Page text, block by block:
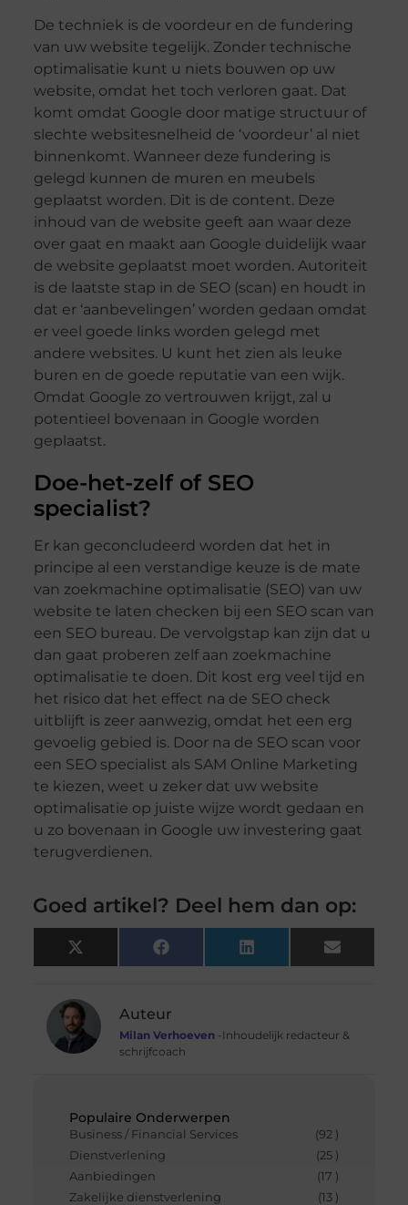
Populaire Onderwerpen
Business / Financial Services
(92 )
Dienstverlening
(25 )
Aanbiedingen
(17 )
Zakelijke dienstverlening
(13 )
De techniek is de voordeur en de fundering
van uw website tegelijk. Zonder technische
optimalisatie kunt u niets bouwen op uw
website, omdat het toch verloren gaat. Dat
komt omdat Google door matige structuur of
slechte websitesnelheid de ‘voordeur’ al niet
binnenkomt. Wanneer deze fundering is
gelegd kunnen de muren en meubels
geplaatst worden. Dit is de content. Deze
inhoud van de website geeft aan waar deze
over gaat en maakt aan Google duidelijk waar
de website geplaatst moet worden. Autoriteit
is de laatste stap in de SEO (scan) en houdt in
dat er ‘aanbevelingen’ worden gedaan omdat
er veel goede links worden gelegd met
andere websites. U kunt het zien als leuke
buren en de goede reputatie van een wijk.
Omdat Google zo vertrouwen krijgt, zal u
potentieel bovenaan in Google worden
geplaatst.
Doe-het-zelf of SEO
specialist?
Er kan geconcludeerd worden dat het in
principe al een verstandige keuze is de mate
van zoekmachine optimalisatie (SEO) van uw
website te laten checken bij een SEO scan van
een SEO bureau. De vervolgstap kan zijn dat u
dan gaat proberen zelf aan zoekmachine
optimalisatie te doen. Dit kost erg veel tijd en
het risico dat het effect na de SEO check
uitblijft is zeer aanwezig, omdat het een erg
gevoelig gebied is. Door na de SEO scan voor
een SEO specialist als SAM Online Marketing
te kiezen, weet u zeker dat uw website
optimalisatie op juiste wijze wordt gedaan en
u zo bovenaan in Google uw investering gaat
terugverdienen.
Goed artikel? Deel hem dan op:
X
(Twitter)
Facebook LinkedIn Email
Auteur
Milan Verhoeven-Inhoudelijk redacteur &
schrijfcoach